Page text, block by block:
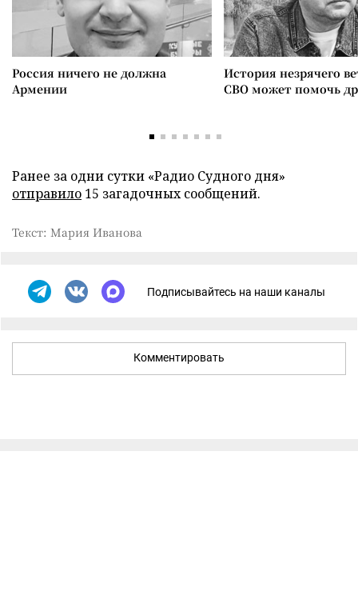
Россия ничего не должна
Армении
История незрячего
СВО может помочь
Ранее за одни сутки «Радио Судного дня»
отправило 15 загадочных сообщений.
Текст: Мария Иванова
Подписывайтесь на наши каналы
Комментировать